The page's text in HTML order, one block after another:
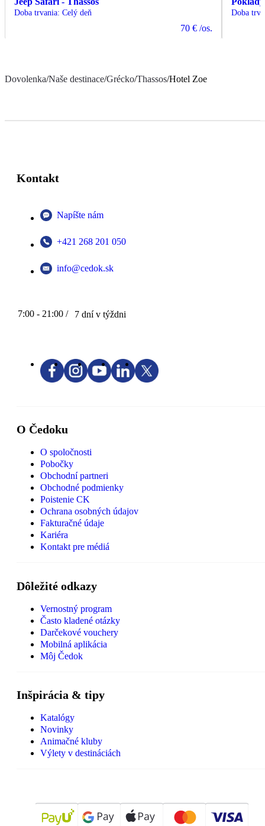
Doba trvania: Celý deň
70 € /os.
Doba
Dovolenka/Naše destinace/Grécko/Thassos/Hotel Zoe
Kontakt
Napíšte nám
+421 268 201 050
info@cedok.sk
7:00 - 21:00 / 7 dní v týždni
O Čedoku
O spoločnosti
Pobočky
Obchodní partneri
Obchodné podmienky
Poistenie CK
Ochrana osobných údajov
Fakturačné údaje
Kariéra
Kontakt pre médiá
Dôležité odkazy
Vernostný program
Často kladené otázky
Darčekové vouchery
Mobilná aplikácia
Môj Čedok
Inšpirácia & tipy
Katalógy
Novinky
Animačné kluby
Výlety v destináciách